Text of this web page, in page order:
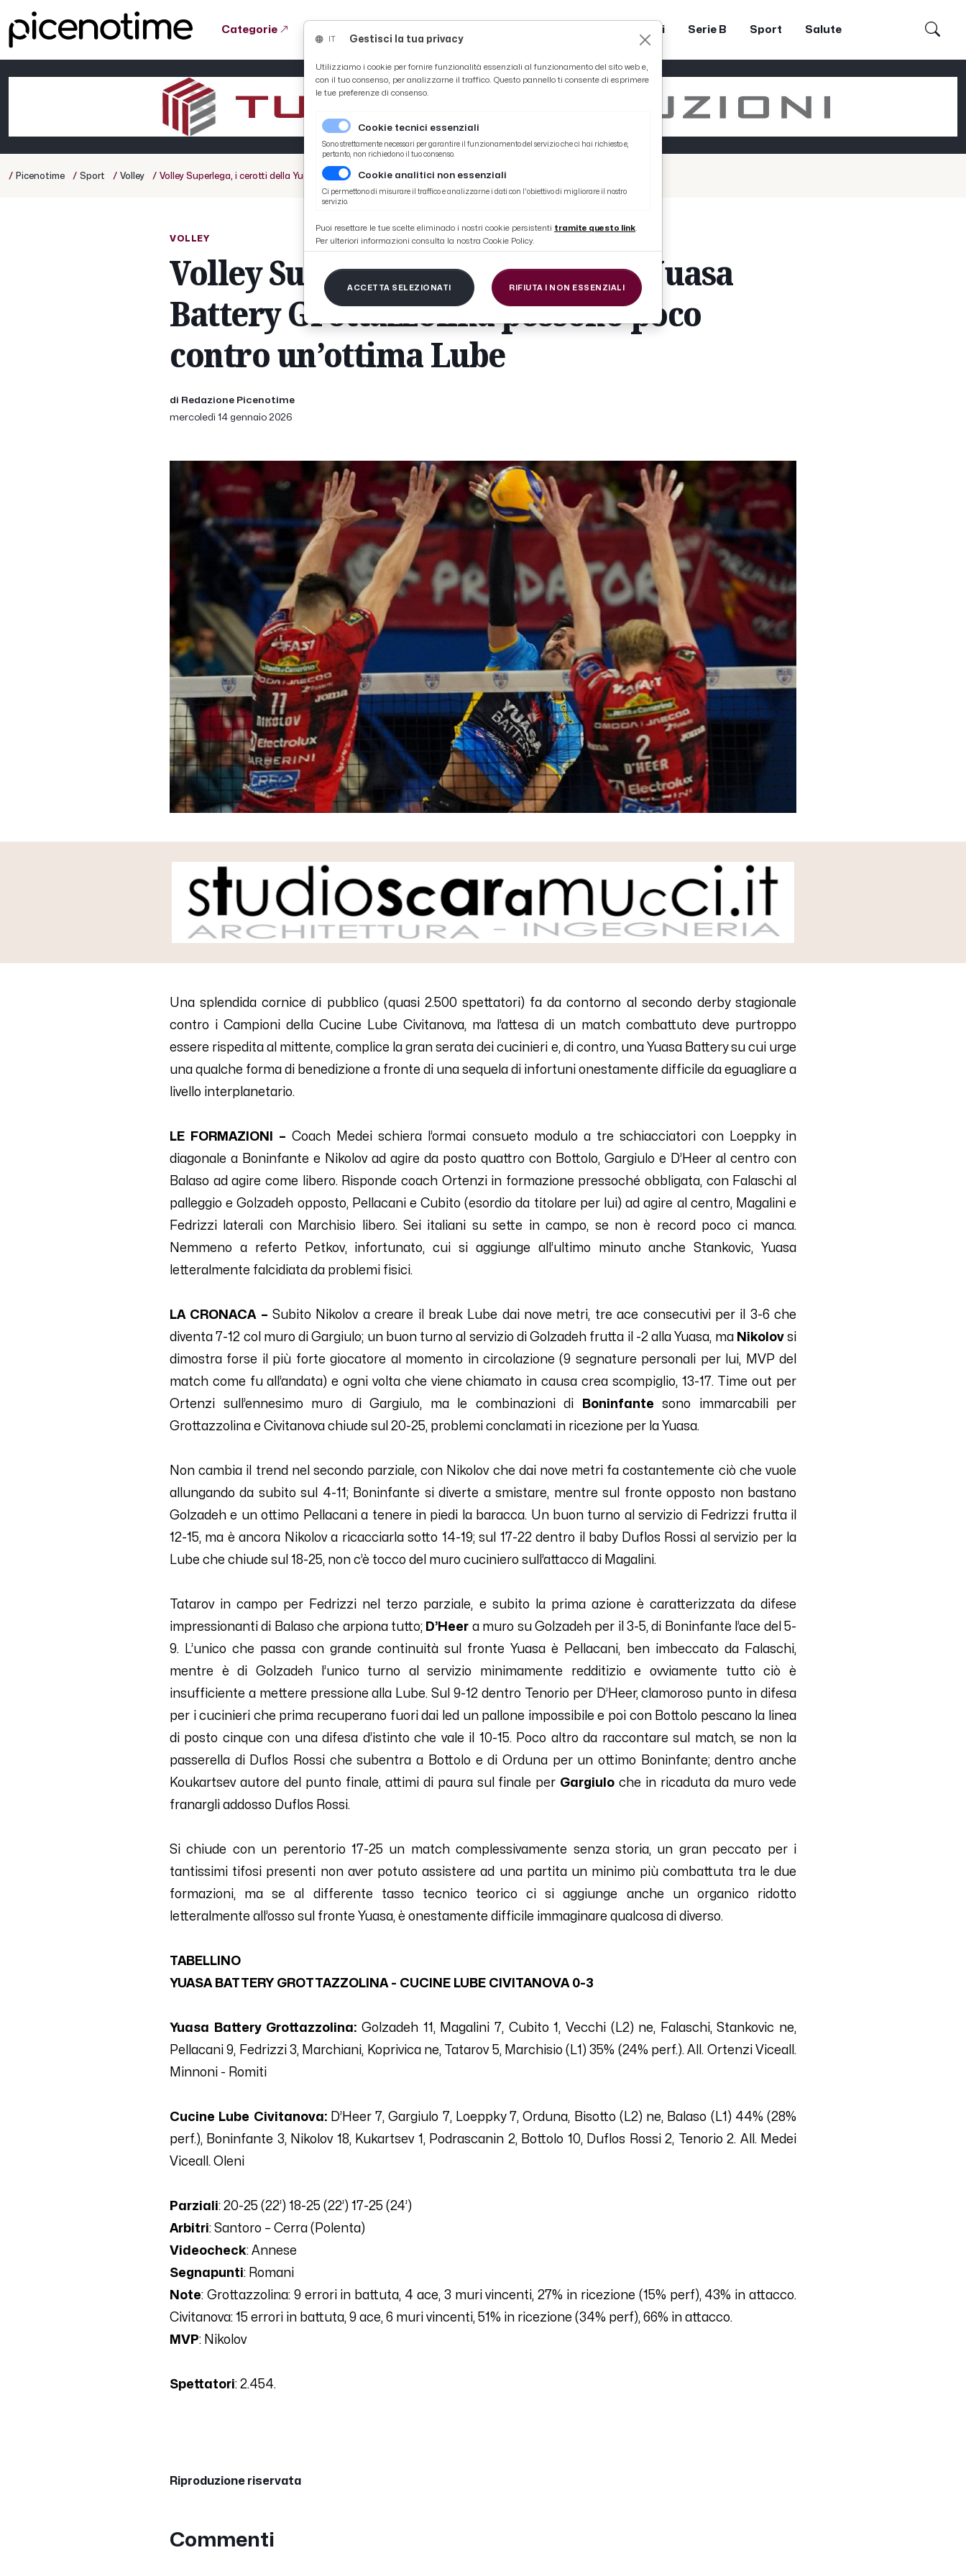
Categorie Coppa Teodori Serie B Sport Salute
/ Picenotime / Sport / Volley / Volley Superlega, i cerotti della Yuasa Battery Grottazzolina possono poco contro un’ottima Lube
VOLLEY
Volley Superlega, i cerotti della Yuasa
Battery Grottazzolina possono poco
contro un’ottima Lube
di Redazione Picenotime
mercoledì 14 gennaio 2026
Una splendida cornice di pubblico (quasi 2.500 spettatori) fa da contorno al secondo derby stagionale
contro i Campioni della Cucine Lube Civitanova, ma l’attesa di un match combattuto deve purtroppo
essere rispedita al mittente, complice la gran serata dei cucinieri e, di contro, una Yuasa Battery su cui urge
una qualche forma di benedizione a fronte di una sequela di infortuni onestamente difficile da eguagliare a
livello interplanetario.
LE FORMAZIONI – Coach Medei schiera l’ormai consueto modulo a tre schiacciatori con Loeppky in
diagonale a Boninfante e Nikolov ad agire da posto quattro con Bottolo, Gargiulo e D’Heer al centro con
Balaso ad agire come libero. Risponde coach Ortenzi in formazione pressoché obbligata, con Falaschi al
palleggio e Golzadeh opposto, Pellacani e Cubito (esordio da titolare per lui) ad agire al centro, Magalini e
Fedrizzi laterali con Marchisio libero. Sei italiani su sette in campo, se non è record poco ci manca.
Nemmeno a referto Petkov, infortunato, cui si aggiunge all’ultimo minuto anche Stankovic, Yuasa
letteralmente falcidiata da problemi fisici.
LA CRONACA – Subito Nikolov a creare il break Lube dai nove metri, tre ace consecutivi per il 3-6 che
diventa 7-12 col muro di Gargiulo; un buon turno al servizio di Golzadeh frutta il -2 alla Yuasa, ma Nikolov si
dimostra forse il più forte giocatore al momento in circolazione (9 segnature personali per lui, MVP del
match come fu all’andata) e ogni volta che viene chiamato in causa crea scompiglio, 13-17. Time out per
Ortenzi sull’ennesimo muro di Gargiulo, ma le combinazioni di
Boninfante
sono immarcabili per
Grottazzolina e Civitanova chiude sul 20-25, problemi conclamati in ricezione per la Yuasa.
Non cambia il trend nel secondo parziale, con Nikolov che dai nove metri fa costantemente ciò che vuole
allungando da subito sul 4-11; Boninfante si diverte a smistare, mentre sul fronte opposto non bastano
Golzadeh e un ottimo Pellacani a tenere in piedi la baracca. Un buon turno al servizio di Fedrizzi frutta il
12-15, ma è ancora Nikolov a ricacciarla sotto 14-19; sul 17-22 dentro il baby Duflos Rossi al servizio per la
Lube che chiude sul 18-25, non c’è tocco del muro cuciniero sull’attacco di Magalini.
Tatarov in campo per Fedrizzi nel terzo parziale, e subito la prima azione è caratterizzata da difese
impressionanti di Balaso che arpiona tutto; D’Heer a muro su Golzadeh per il 3-5, di Boninfante l’ace del 5-
9. L’unico che passa con grande continuità sul fronte Yuasa è Pellacani, ben imbeccato da Falaschi,
mentre è di Golzadeh l’unico turno al servizio minimamente redditizio e ovviamente tutto ciò è
insufficiente a mettere pressione alla Lube. Sul 9-12 dentro Tenorio per D’Heer, clamoroso punto in difesa
per i cucinieri che prima recuperano fuori dai led un pallone impossibile e poi con Bottolo pescano la linea
di posto cinque con una difesa d’istinto che vale il 10-15. Poco altro da raccontare sul match, se non la
passerella di Duflos Rossi che subentra a Bottolo e di Orduna per un ottimo Boninfante; dentro anche
Koukartsev autore del punto finale, attimi di paura sul finale per Gargiulo che in ricaduta da muro vede
franargli addosso Duflos Rossi.
Si chiude con un perentorio 17-25 un match complessivamente senza storia, un gran peccato per i
tantissimi tifosi presenti non aver potuto assistere ad una partita un minimo più combattuta tra le due
formazioni, ma se al differente tasso tecnico teorico ci si aggiunge anche un organico ridotto
letteralmente all’osso sul fronte Yuasa, è onestamente difficile immaginare qualcosa di diverso.
TABELLINO
YUASA BATTERY GROTTAZZOLINA - CUCINE LUBE CIVITANOVA 0-3
Yuasa Battery Grottazzolina: Golzadeh 11 , Magalini 7, Cubito 1 , Vecchi (L2) ne, Falaschi, Stankovic ne,
Pellacani 9, Fedrizzi 3, Marchiani, Koprivica ne, Tatarov 5, Marchisio (L1) 35% (24% perf.). All. Ortenzi Viceall.
Minnoni - Romiti
Cucine Lube Civitanova: D’Heer 7, Gargiulo 7, Loeppky 7, Orduna, Bisotto (L2) ne, Balaso (L1) 44% (28%
perf.), Boninfante 3, Nikolov 18, Kukartsev 1 , Podrascanin 2, Bottolo 10, Duflos Rossi 2, Tenorio 2. All. Medei
Viceall. Oleni
Parziali: 20-25 (22’) 18-25 (22’) 17-25 (24’)
Arbitri: Santoro – Cerra (Polenta)
Videocheck: Annese
Segnapunti: Romani
Note: Grottazzolina: 9 errori in battuta, 4 ace, 3 muri vincenti, 27% in ricezione (15% perf), 43% in attacco.
Civitanova: 15 errori in battuta, 9 ace, 6 muri vincenti, 51% in ricezione (34% perf), 66% in attacco.
MVP: Nikolov
Spettatori: 2.454.
Riproduzione riservata
Commenti
Gestisci la tua privacy
Utilizziamo i cookie per fornire funzionalità essenziali al funzionamento del sito web e,
con il tuo consenso, per analizzarne il traffico. Questo pannello ti consente di esprimere
le tue preferenze di consenso.
Cookie tecnici essenziali
Sono strettamente necessari per garantire il funzionamento del servizio che ci hai richiesto e,
pertanto, non richiedono il tuo consenso.
Cookie analitici non essenziali
Ci permettono di misurare il traffico e analizzarne i dati con l'obiettivo di migliorare il nostro
servizio.
Puoi resettare le tue scelte eliminado i nostri cookie persistenti tramite questo link.
Per ulteriori informazioni consulta la nostra Cookie Policy.
ACCETTA SELEZIONATI RIFIUTA I NON ESSENZIALI